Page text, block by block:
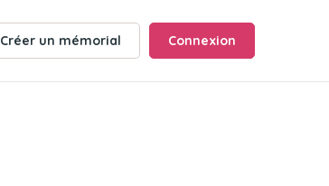
Créer un mémorial Connexion